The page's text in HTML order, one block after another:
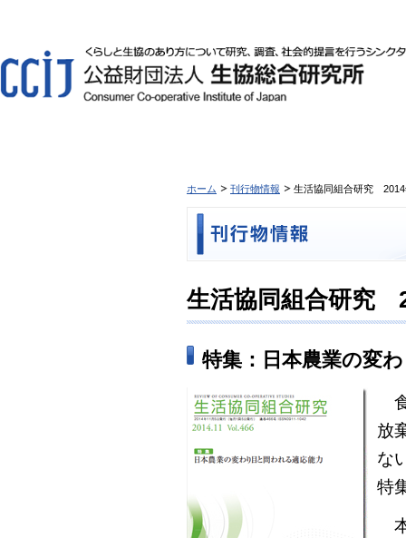
ホーム 刊行物情報 生活協同組合研究
生活協同組合研究
特集：日本農業の変
放
な
特